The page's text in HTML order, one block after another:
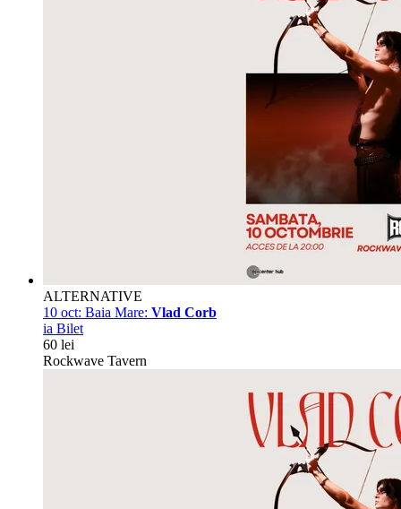
ALTERNATIVE
10 oct: Baia Mare: Vlad Corb
ia Bilet
60 lei
Rockwave Tavern